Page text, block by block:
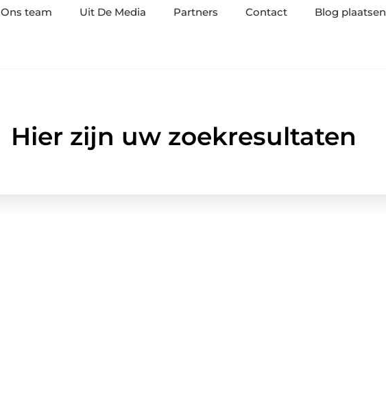
Ons team Uit De Media Partners Contact Blog plaatsen
Hier zijn uw zoekresultaten